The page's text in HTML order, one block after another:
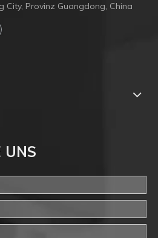
City, Provinz Guangdong, China
UNS